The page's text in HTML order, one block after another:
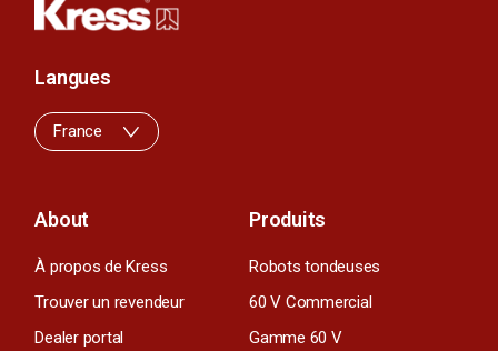
About
À propos de Kress
Trouver un revendeur
Dealer portal
Produits
Robots tondeuses
60 V Commercial
Gamme 60 V
Langues
France